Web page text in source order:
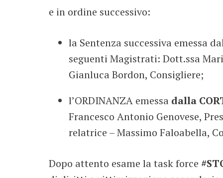
e in ordine successivo:
la Sentenza successiva emessa
seguenti Magistrati: Dott.ssa
Gianluca Bordon, Consigliere;
l’ORDINANZA emessa dalla
Francesco Antonio Genovese,
relatrice – Massimo Faloabella,
Dopo attento esame la task force